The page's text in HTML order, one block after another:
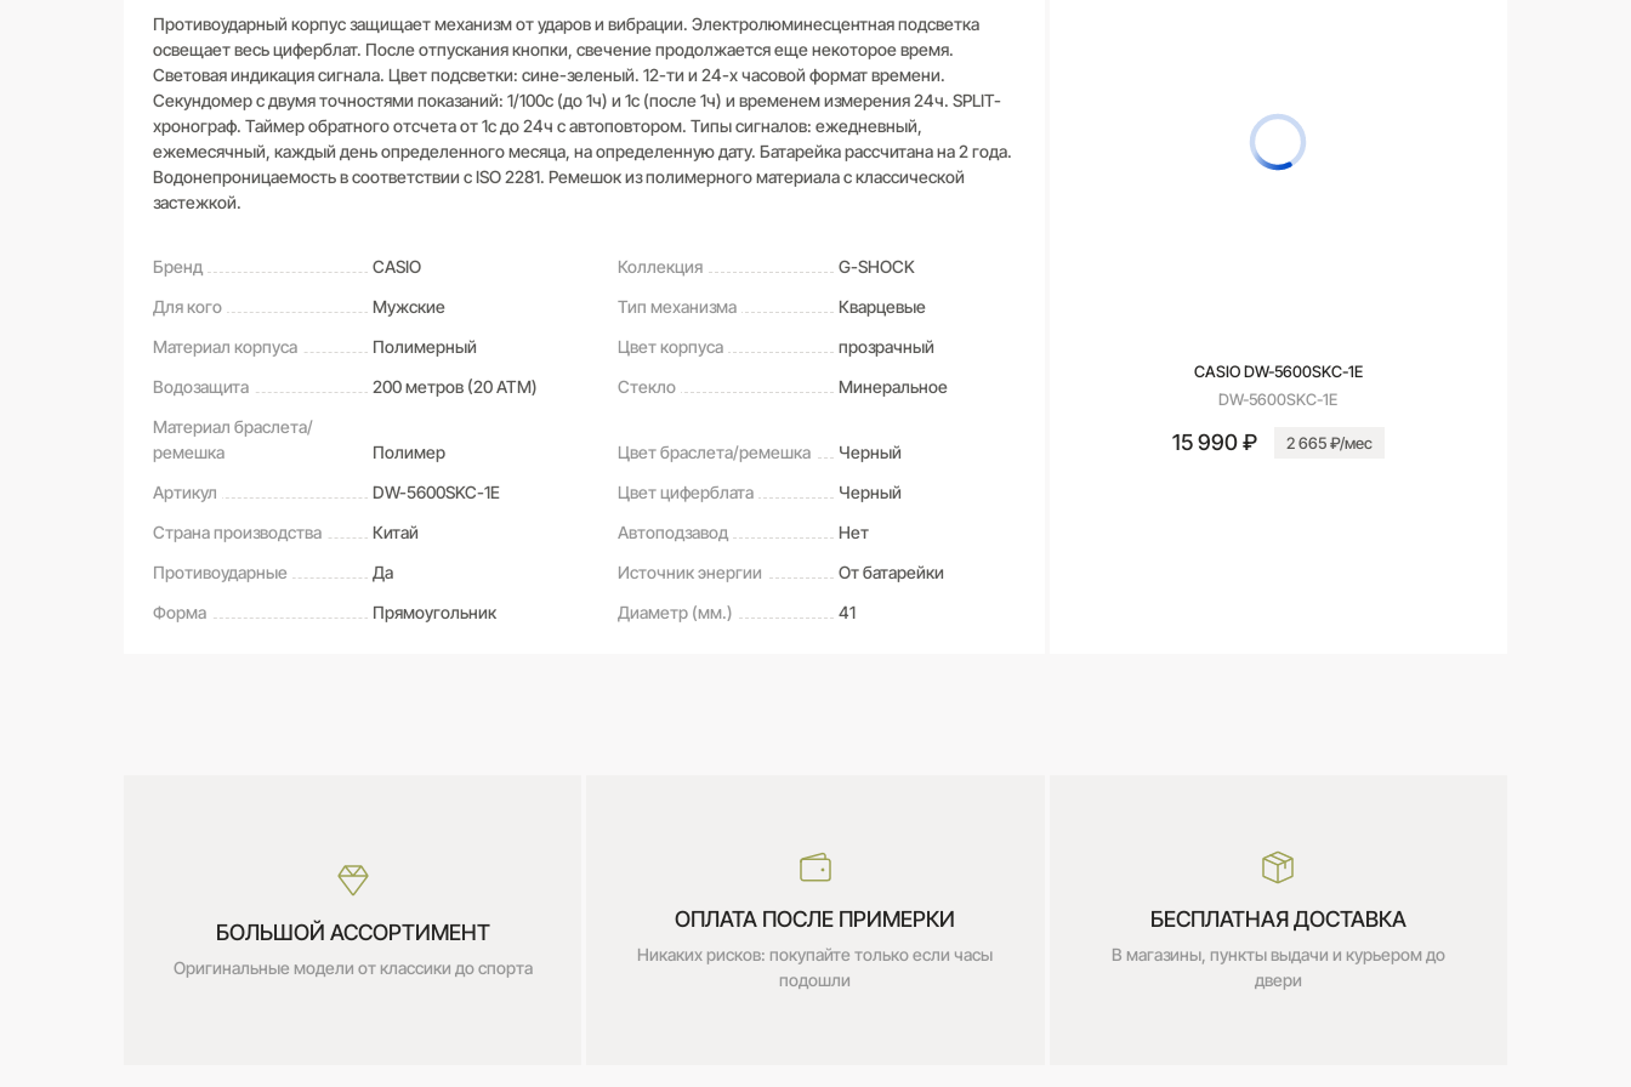
Противоударный корпус защищает механизм от ударов и вибрации. Электролюминесцентная подсветка
освещает весь циферблат. После отпускания кнопки, свечение продолжается еще некоторое время.
Световая индикация сигнала. Цвет подсветки: сине-зеленый. 12-ти и 24-х часовой формат времени.
Секундомер с двумя точностями показаний: 1/100с (до 1ч) и 1с (после 1ч) и временем измерения 24ч. SPLIT-
хронограф. Таймер обратного отсчета от 1с до 24ч с автоповтором. Типы сигналов: ежедневный,
ежемесячный, каждый день определенного месяца, на определенную дату. Батарейка рассчитана на 2 года.
Водонепроницаемость в соответствии с ISO 2281. Ремешок из полимерного материала с классической
застежкой.
Бренд CASIO Коллекция
G-SHOCK
Для кого
Мужские Тип механизма
Кварцевые
Материал корпуса
Полимерный Цвет корпуса
прозрачный
Водозащита
200 метров (20 ATM) Стекло
Минеральное
Материал браслета/
ремешка
Полимер Цвет браслета/ремешка
Черный
Артикул
DW-5600SKC-1E Цвет циферблата
Черный
Страна производства
Китай Автоподзавод
Нет
Противоударные
Да Источник энергии
От батарейки
Форма
Прямоугольник Диаметр (мм.) 41
CASIO DW-5600SKC-1E
DW-5600SKC-1E
15 990 ₽ 2 665 ₽/мес
БОЛЬШОЙ АССОРТИМЕНТ
Оригинальные модели от классики до спорта
ОПЛАТА ПОСЛЕ ПРИМЕРКИ
Никаких рисков: покупайте только если часы
подошли
БЕСПЛАТНАЯ ДОСТАВКА
В магазины, пункты выдачи и курьером до
двери